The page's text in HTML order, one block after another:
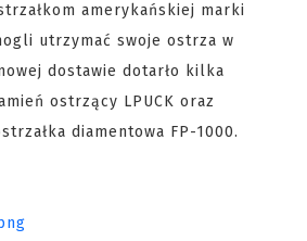
amerykańskiej marki
utrzymać swoje ostrza w
dostawie dotarło kilka
ostrzący LPUCK oraz
diamentowa FP-1000.